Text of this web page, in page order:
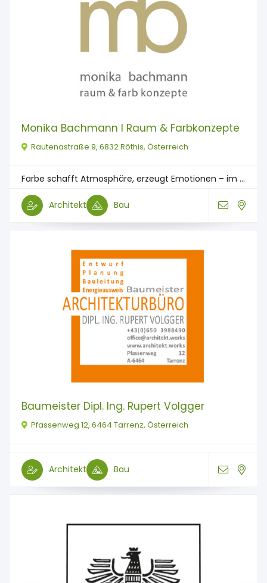
Monika Bachmann I Raum & Farbkonzepte
Rautenastraße 9, 6832 Röthis, Österreich
Farbe schafft Atmosphäre, erzeugt Emotionen – im ...
Architekt Bau
Baumeister Dipl. Ing. Rupert Volgger
Pfassenweg 12, 6464 Tarrenz, Österreich
Architekt Bau